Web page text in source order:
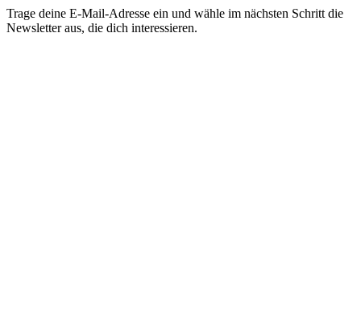
Trage deine E-Mail-Adresse ein und wähle im nächsten Schritt die
Newsletter aus, die dich interessieren.